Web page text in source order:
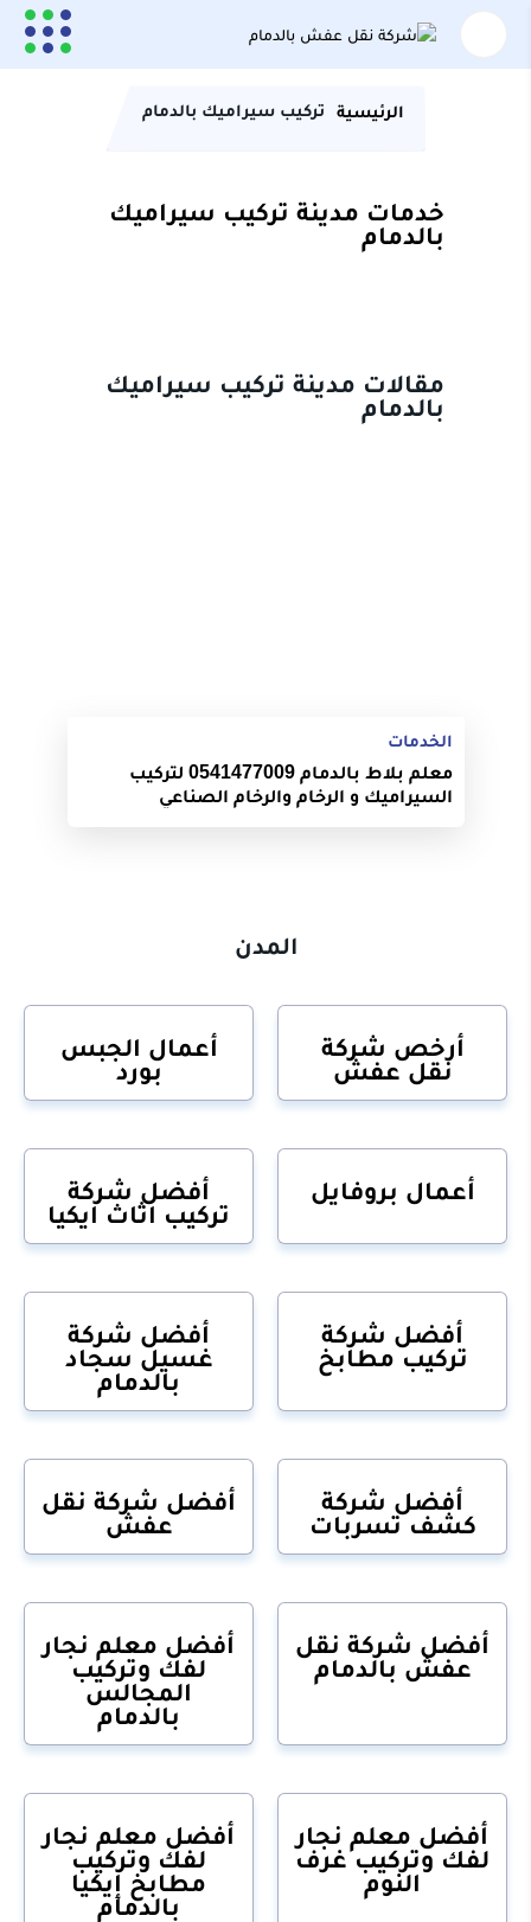
الرئيسية تركيب سيراميك بالدمام
خدمات مدينة تركيب سيراميك
بالدمام
مقالات مدينة تركيب سيراميك
بالدمام
الخدمات
معلم بلاط بالدمام 0541477009 لتركيب
السيراميك و الرخام والرخام الصناعي
المدن
أرخص شركة
نقل عفش
أعمال الجبس
بورد
أعمال بروفايل
أفضل شركة
تركيب اثاث ايكيا
أفضل شركة
تركيب مطابخ
أفضل شركة
غسيل سجاد
بالدمام
أفضل شركة
كشف تسربات
أفضل شركة نقل
عفش
أفضل شركة نقل
عفش بالدمام
أفضل معلم نجار
لفك وتركيب
المجالس
بالدمام
أفضل معلم نجار
لفك وتركيب غرف
النوم
أفضل معلم نجار
لفك وتركيب
مطابخ إيكيا
بالدمام